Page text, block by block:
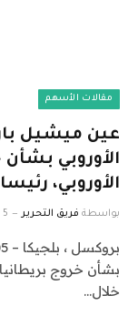
مقالات الأسهم
عين ميشيل
الأوروبي بشأن
الأوروبي،
بواسطة فريق التحرير 5 سبتمبر، 2024
بشأن خروج
خلال…